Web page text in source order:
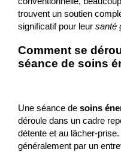
trouvent un soutien
significatif pour leur santé
Comment se
séance de soins
Une séance de soins
déroule dans un cadre
détente et au lâcher-
généralement par un